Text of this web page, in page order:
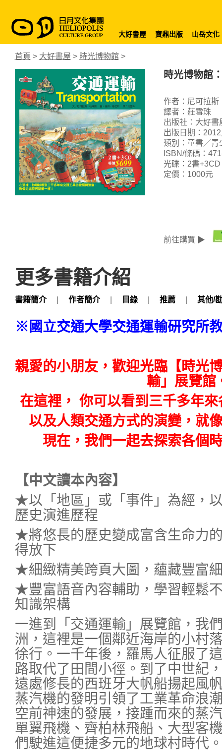
大好書屋 寶鼎出版 山岳文化
首頁 > 大好書屋 > 時光博物館 >
時光博物館
作者：尼可拉斯
譯者：莊雪珠
出版社：大好書
出版日期：
類別：童書／青
ISBN/條碼：
光碟：2書+3CD
定價：1000元
前往購買 ▶
更多書籍介紹
書籍簡介 作者簡介 目錄 推薦 其他/
※國立交通大學交通運輸研究
親愛的小朋友，歡迎光臨【時光
輸」展覽館
在這裡， 你可以看到三千多年
以及人類交通方式的演變，就
現在，我們一起去探索各個
【中文讀本內容】
★以「地區」或「事件」為經，
歷史演進歷程
★將悠長的歷史變成富含生命力
得放下
★細緻精美跨頁大圖，蘊藏豐富
★豐富語音內容輔助，學習輕鬆
知識架構
一進到「交通運輸」展覽館，我
洲，這裡是一個鄰近海岸的小村
徐行。一千年後，羅馬人征服了
路取代了田間小徑。到了中世紀
遠處修長的西班牙大帆船揚起風
蒸汽機的發明引領了工業革命浪
空前神速的發展，接踵而來的蒸
單翼飛機、齊柏林飛船、大型
們駛進這便捷多元的地球村時代